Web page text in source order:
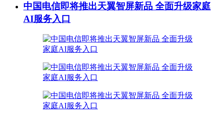
中国电信即将推出天翼智屏新品 全面升级家庭
AI服务入口